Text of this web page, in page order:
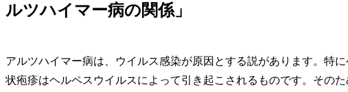
ルツハイマー病の関係」
アルツハイマー病は、ウイルス感染が原因とする説があります。特
状疱疹はヘルペスウイルスによって引き起こされるものです。その